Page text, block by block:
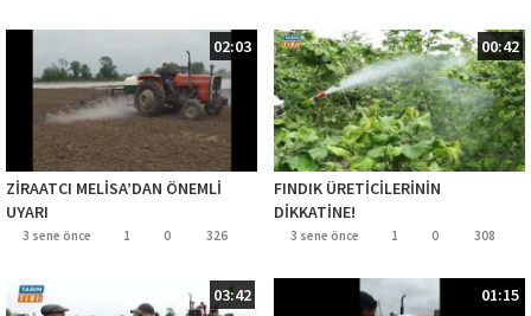
02:03
ZİRAATCI MELİSA’DAN ÖNEMLİ
UYARI
3 sene önce 1 0 326
00:42
FINDIK ÜRETİCİLERİNİN
DİKKATİNE!
3 sene önce 1 0 308
03:42 01:15